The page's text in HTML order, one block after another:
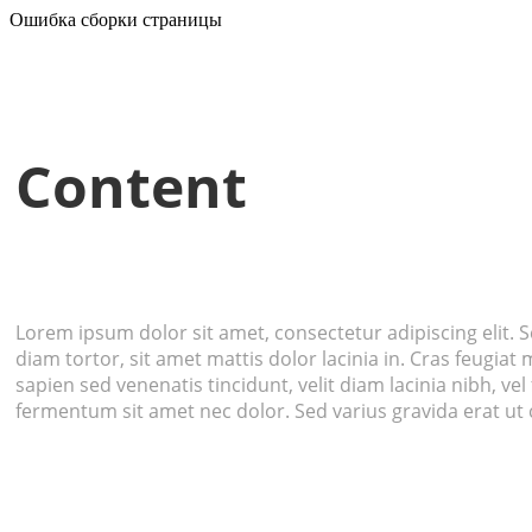
Ошибка сборки страницы
Content
Lorem ipsum dolor sit amet, consectetur adipiscing elit.
diam tortor, sit amet mattis dolor lacinia in. Cras feugiat
sapien sed venenatis tincidunt, velit diam lacinia nibh,
fermentum sit amet nec dolor. Sed varius gravida erat ut